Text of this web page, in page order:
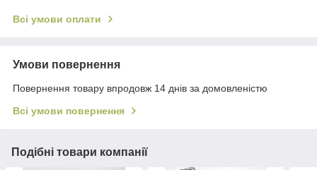
Всі умови оплати
Умови повернення
Повернення товару впродовж 14 днів за домовленістю
Всі умови повернення
Подібні товари компанії